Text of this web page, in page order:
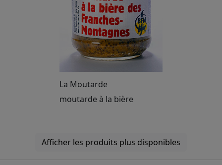
La Moutarde
moutarde à la bière
Afficher les produits plus disponibles